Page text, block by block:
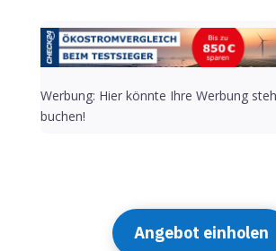
Werbung: Hier könnte Ihre Werbung
buchen!
Angebot einholen